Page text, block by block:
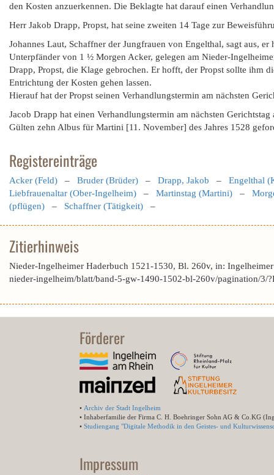
den Kosten anzuerkennen. Die Beklagte hat darauf einen
Herr Jakob Drapp, Propst, hat seine zweiten 14 Tage zur
Johannes Laut, Schaffner der Jungfrauen von Engelthal, sagt aus,
Unterpfänder von 1 ½ Morgen Acker, gelegen am Nieder-
Drapp, Propst, die Klage gebrochen. Er hofft, der Propst sollte ihm
Entrichtung der Kosten gehen lassen.
Hierauf hat der Propst seinen Verhandlungstermin am nächsten
Jacob Drapp hat einen Verhandlungstermin am nächsten
Gülten zehn Albus für Martini [11. November] des Jahres 1528
Registereinträge
Acker (Feld) – Bruder (Brüder) – Drapp, Jakob – Engelthal
Liebfrauenaltar (Ober-Ingelheim) – Martinstag (Martini) –
(pflügen) – Schaffner (Tätigkeit) –
Zitierhinweis
Nieder-Ingelheimer Haderbuch 1521-1530, Bl. 260v, in:
nieder-ingelheim/blatt/band-5-gw-1490-1502-bl-260v/pagination/
Förderer
• Archiv der Stadt Ingelheim
• Inhaberfamilie der Firma C. H. Boehringer Sohn AG & Co.KG
• Studiengang "Digitale Methodik in den Geistes- und
Impressum